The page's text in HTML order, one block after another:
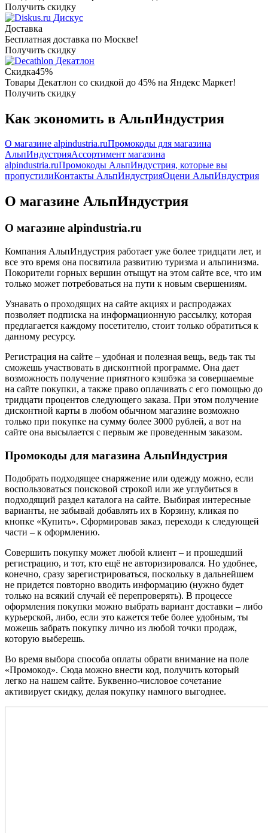
Получить скидку
Дискус
Доставка
Бесплатная доставка по Москве!
Получить скидку
Декатлон
Скидка45%
Товары Декатлон со скидкой до 45% на Яндекс Маркет!
Получить скидку
Как экономить в АльпИндустрия
О магазине alpindustria.ruПромокоды для магазина
АльпИндустрияАссортимент магазина
alpindustria.ruПромокоды АльпИндустрия, которые вы
пропустилиКонтакты АльпИндустрияОцени АльпИндустрия
О магазине АльпИндустрия
О магазине alpindustria.ru
Компания АльпИндустрия работает уже более тридцати лет, и
все это время она посвятила развитию туризма и альпинизма.
Покорители горных вершин отыщут на этом сайте все, что им
только может потребоваться на пути к новым свершениям.
Узнавать о проходящих на сайте акциях и распродажах
позволяет подписка на информационную рассылку, которая
предлагается каждому посетителю, стоит только обратиться к
данному ресурсу.
Регистрация на сайте – удобная и полезная вещь, ведь так ты
сможешь участвовать в дисконтной программе. Она дает
возможность получение приятного кэшбэка за совершаемые
на сайте покупки, а также право оплачивать с его помощью до
тридцати процентов следующего заказа. При этом получение
дисконтной карты в любом обычном магазине возможно
только при покупке на сумму более 3000 рублей, а вот на
сайте она высылается с первым же проведенным заказом.
Промокоды для магазина АльпИндустрия
Подобрать подходящее снаряжение или одежду можно, если
воспользоваться поисковой строкой или же углубиться в
подходящий раздел каталога на сайте. Выбирая интересные
варианты, не забывай добавлять их в Корзину, кликая по
кнопке «Купить». Сформировав заказ, переходи к следующей
части – к оформлению.
Совершить покупку может любой клиент – и прошедший
регистрацию, и тот, кто ещё не авторизировался. Но удобнее,
конечно, сразу зарегистрироваться, поскольку в дальнейшем
не придется повторно вводить информацию (нужно будет
только на всякий случай её перепроверять). В процессе
оформления покупки можно выбрать вариант доставки – либо
курьерской, либо, если это кажется тебе более удобным, ты
можешь забрать покупку лично из любой точки продаж,
которую выберешь.
Во время выбора способа оплаты обрати внимание на поле
«Промокод». Сюда можно внести код, получить который
легко на нашем сайте. Буквенно-числовое сочетание
активирует скидку, делая покупку намного выгоднее.